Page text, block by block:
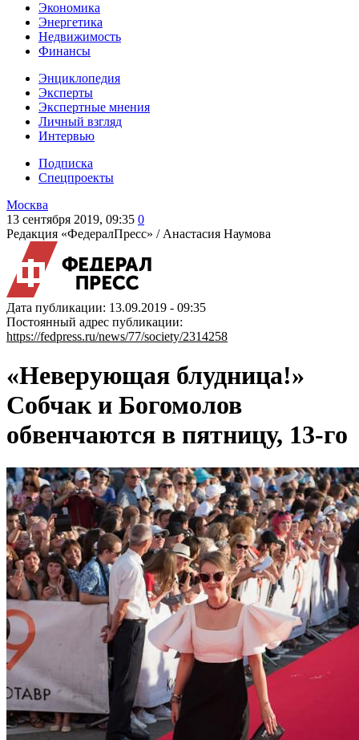
Экономика
Энергетика
Недвижимость
Финансы
Энциклопедия
Эксперты
Экспертные мнения
Личный взгляд
Интервью
Подписка
Спецпроекты
Москва
13 сентября 2019, 09:35 0
Редакция «ФедералПресс» / Анастасия Наумова
Дата публикации: 13.09.2019 - 09:35
Постоянный адрес публикации:
https://fedpress.ru/news/77/society/2314258
«Неверующая блудница!»
Собчак и Богомолов
обвенчаются в пятницу, 13-го